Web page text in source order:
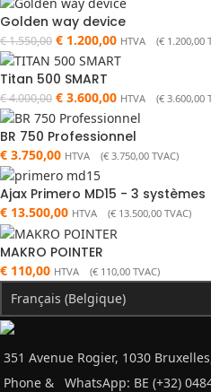
Golden way device
€1.550,00 € 1.200,00 HTVA (€ 1.200,00
Titan 500 SMART
€4.000,00 € 3.600,00 HTVA (€ 3.600,00
BR 750 Professionnel
€ 3.750,00 HTVA (€ 3.750,00 TVAC)
Ajax Primero MD15 - 3 systèmes
€ 13.500,00 HTVA (€ 13.500,00 TVAC)
MAKRO POINTER
€ 110,00 HTVA (€ 110,00 TVAC)
Français (Belgique)
351 Avenue Rogier, 1030
Phone &
WhatsApp: BE (+32)